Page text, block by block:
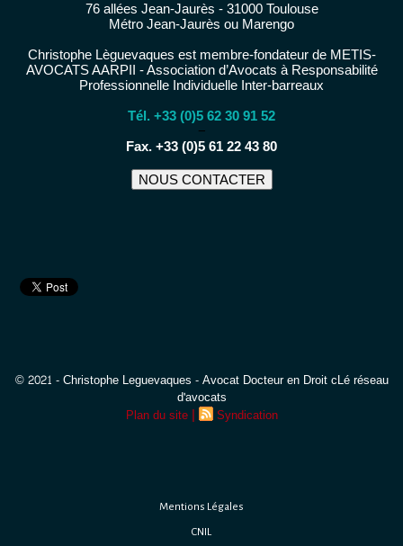
76 allées Jean-Jaurès - 31000 Toulouse
Métro Jean-Jaurès ou Marengo
Christophe Lèguevaques est membre-fondateur de METIS-
AVOCATS AARPII - Association d’Avocats à Responsabilité
Professionnelle Individuelle Inter-barreaux
Tél. +33 (0)5 62 30 91 52
−
Fax. +33 (0)5 61 22 43 80
NOUS CONTACTER
© 2021 - Christophe Leguevaques - Avocat Docteur en Droit cLé réseau
d'avocats
Plan du site | Syndication
Mentions Légales
CNIL